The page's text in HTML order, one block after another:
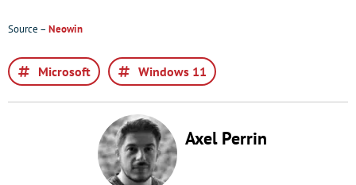
Source – Neowin
Microsoft Windows 11
Axel Perrin